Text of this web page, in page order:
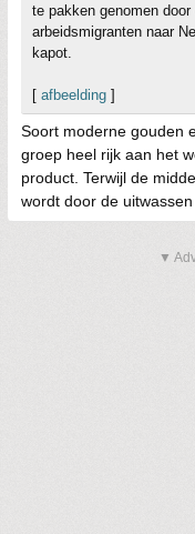
te pakken genomen
arbeidsmigranten naar
kapot.
[ afbeelding ]
Soort moderne gouden
groep heel rijk aan het
product. Terwijl de
wordt door de
▼